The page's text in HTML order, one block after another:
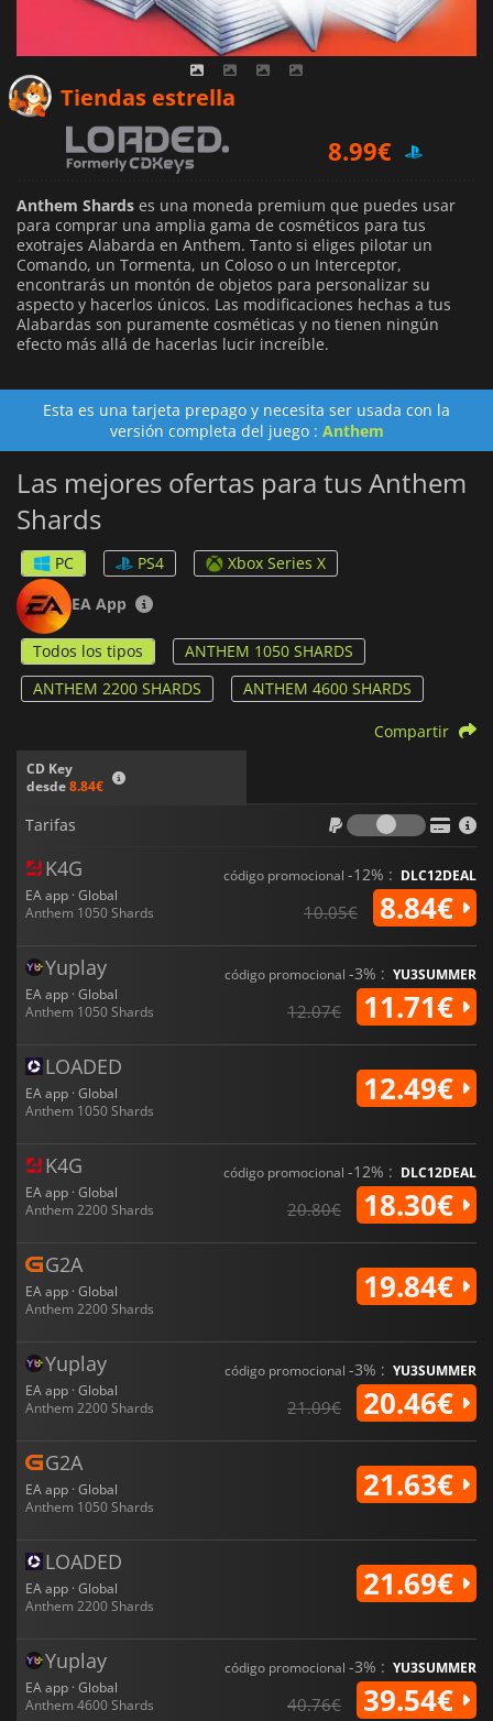
Tiendas estrella
8.99€
11.71€
Anthem Shards es una moneda premium que puedes usar
para comprar una amplia gama de cosméticos para tus
exotrajes Alabarda en Anthem. Tanto si eliges pilotar un
Comando, un Tormenta, un Coloso o un Interceptor,
encontrarás un montón de objetos para personalizar su
aspecto y hacerlos únicos. Las modificaciones hechas a tus
Alabardas son puramente cosméticas y no tienen ningún
efecto más allá de hacerlas lucir increíble.
Esta es una tarjeta prepago y necesita ser usada con la
versión completa del juego : Anthem
Las mejores ofertas para tus Anthem
Shards
PC PS4
Xbox Series X
EA App
Todos los tipos
ANTHEM 1050 SHARDS
ANTHEM 2200 SHARDS
ANTHEM 4600 SHARDS
CD Key
desde8.84€
Compartir
Tarifas
Tarifas
K4G
EA app · Global
Anthem 1050 Shards
código promocional -12% : DLC12DEAL
10.05€ 8.84€
Yuplay
EA app · Global
Anthem 1050 Shards
código promocional -3% : YU3SUMMER
12.07€ 11.71€
LOADED
EA app · Global
Anthem 1050 Shards
12.49€
K4G
EA app · Global
Anthem 2200 Shards
código promocional -12% : DLC12DEAL
20.80€ 18.30€
G2A
EA app · Global
Anthem 2200 Shards
19.84€
Yuplay
EA app · Global
Anthem 2200 Shards
código promocional -3% : YU3SUMMER
21.09€ 20.46€
G2A
EA app · Global
Anthem 1050 Shards
21.63€
LOADED
EA app · Global
Anthem 2200 Shards
21.69€
Yuplay
EA app · Global
Anthem 4600 Shards
código promocional -3% : YU3SUMMER
40.76€ 39.54€